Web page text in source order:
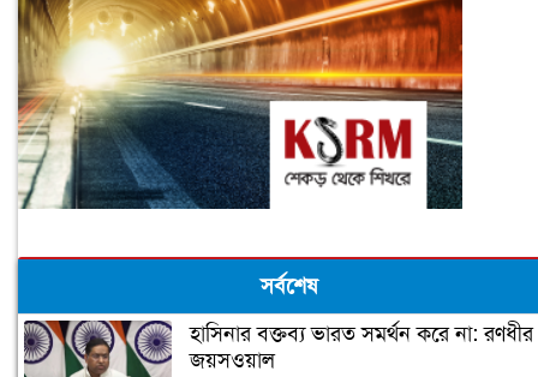
সর্বশেষ
হাসিনার বক্তব্য ভারত সমর্থন করে না: রণধীর
জয়সওয়াল